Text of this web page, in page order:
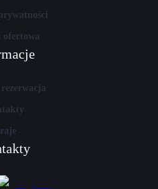
ofertowa
rezerwacja